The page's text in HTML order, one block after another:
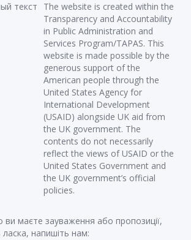
The website is created within the
Transparency and Accountability
in Public Administration and
Services Program/TAPAS. This
website is made possible by the
generous support of the
American people through the
United States Agency for
International Development
(USAID) alongside UK aid from
the UK government. The
contents do not necessarily
reflect the views of USAID or the
United States Government and
the UK government’s official
policies.
ви маєте зауваження або пропозиції,
ласка, напишіть нам: